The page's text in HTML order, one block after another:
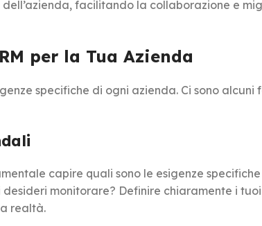
facilitando la collaborazione e
per la Tua Azienda
specifiche di ogni azienda. Ci sono
capire quali sono le esigenze
desideri monitorare? Definire chiaramente i
realtà.